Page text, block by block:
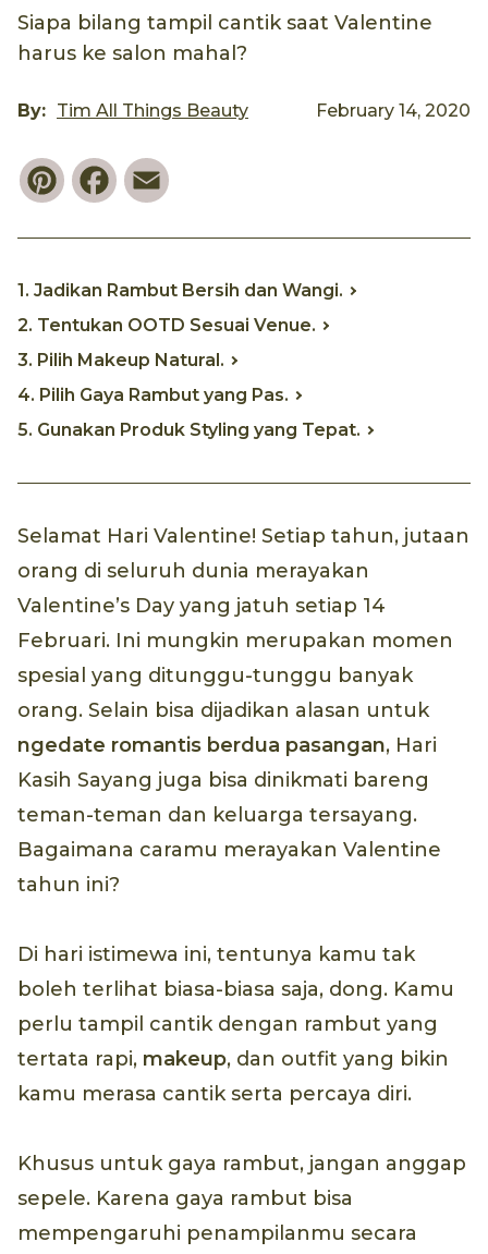
Siapa bilang tampil cantik saat Valentine
harus ke salon mahal?
By: Tim All Things Beauty February 14, 2020
PinterestFacebook
1. Jadikan Rambut Bersih dan Wangi.
2. Tentukan OOTD Sesuai Venue.
3. Pilih Makeup Natural.
4. Pilih Gaya Rambut yang Pas.
5. Gunakan Produk Styling yang Tepat.
Selamat Hari Valentine! Setiap tahun, jutaan
orang di seluruh dunia merayakan
Valentine’s Day yang jatuh setiap 14
Februari. Ini mungkin merupakan momen
spesial yang ditunggu-tunggu banyak
orang. Selain bisa dijadikan alasan untuk
ngedate romantis berdua pasangan, Hari
Kasih Sayang juga bisa dinikmati bareng
teman-teman dan keluarga tersayang.
Bagaimana caramu merayakan Valentine
tahun ini?
Di hari istimewa ini, tentunya kamu tak
boleh terlihat biasa-biasa saja, dong. Kamu
perlu tampil cantik dengan rambut yang
tertata rapi, makeup, dan outfit yang bikin
kamu merasa cantik serta percaya diri.
Khusus untuk gaya rambut, jangan anggap
sepele. Karena gaya rambut bisa
mempengaruhi penampilanmu secara